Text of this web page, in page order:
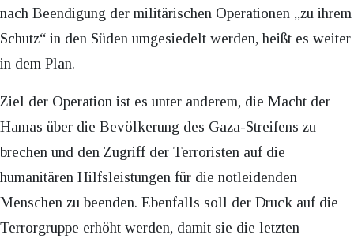
nach Beendigung der militärischen Operationen „zu ihrem
Schutz“ in den Süden umgesiedelt werden, heißt es weiter
in dem Plan.
Ziel der Operation ist es unter anderem, die Macht der
Hamas über die Bevölkerung des Gaza-Streifens zu
brechen und den Zugriff der Terroristen auf die
humanitären Hilfsleistungen für die notleidenden
Menschen zu beenden. Ebenfalls soll der Druck auf die
Terrorgruppe erhöht werden, damit sie die letzten